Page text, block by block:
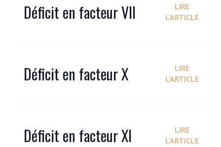
Déficit en facteur VII
LIRE
L'ARTICLE
Déficit en facteur X
LIRE
L'ARTICLE
Déficit en facteur XI
LIRE
L'ARTICLE